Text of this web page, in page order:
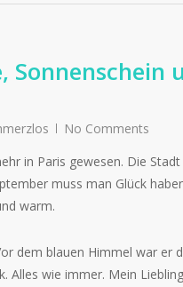
Sonnenschein
No Comments
in Paris gewesen. Die
muss man Glück
warm.
dem blauen Himmel war er
Alles wie immer. Mein